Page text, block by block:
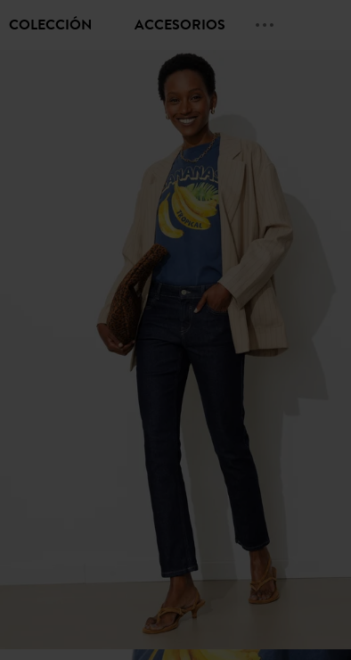
COLECCIÓN ACCESORIOS